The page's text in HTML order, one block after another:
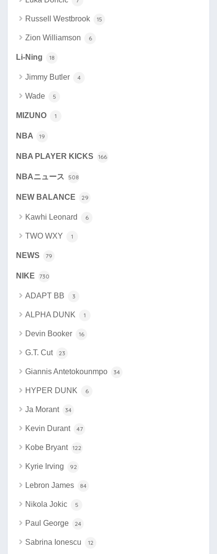
Russell Westbrook 15
Zion Williamson 6
Li-Ning 18
Jimmy Butler 4
Wade 5
MIZUNO 1
NBA 19
NBA PLAYER KICKS 166
NBAニュース 508
NEW BALANCE 29
Kawhi Leonard 6
TWO WXY 1
NEWS 79
NIKE 730
ADAPT BB 3
ALPHA DUNK 1
Devin Booker 16
G.T. Cut 23
Giannis Antetokounmpo 34
HYPER DUNK 6
Ja Morant 34
Kevin Durant 47
Kobe Bryant 122
Kyrie Irving 92
Lebron James 84
Nikola Jokic 5
Paul George 24
Sabrina Ionescu 12